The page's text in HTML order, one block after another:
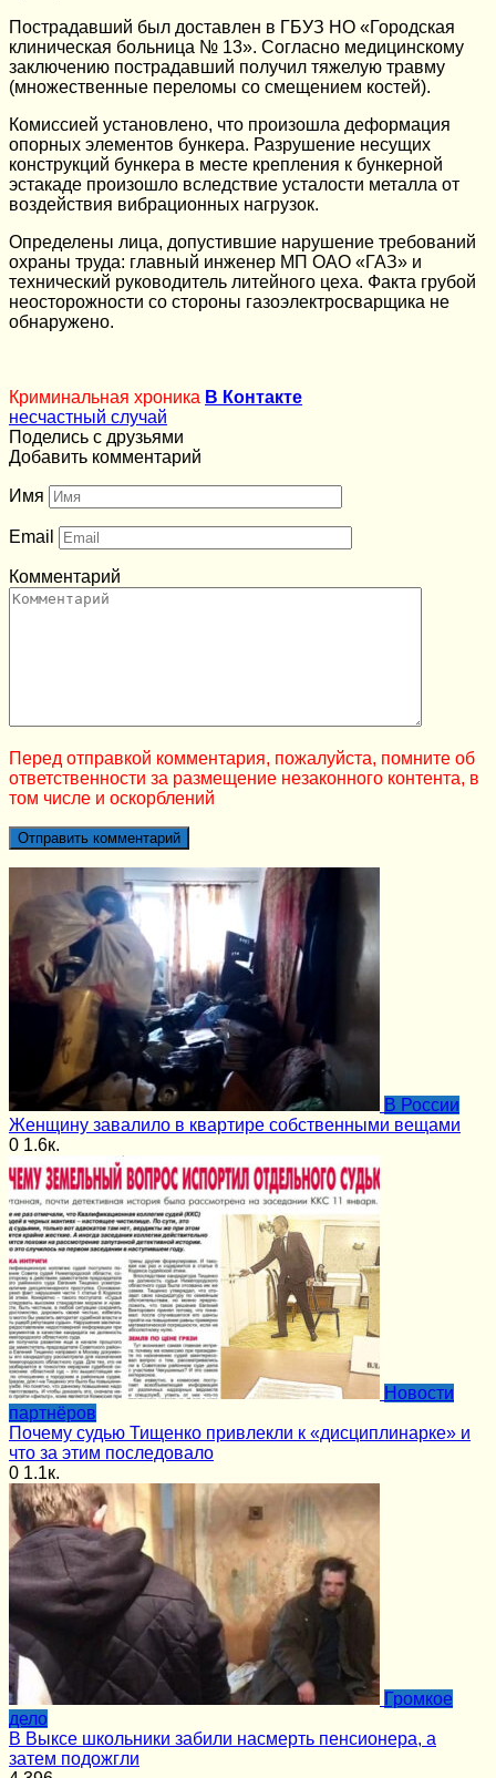
Пострадавший был доставлен в ГБУЗ НО «Городская
клиническая больница № 13». Согласно медицинскому
заключению пострадавший получил тяжелую травму
(множественные переломы со смещением костей).
Комиссией установлено, что произошла деформация
опорных элементов бункера. Разрушение несущих
конструкций бункера в месте крепления к бункерной
эстакаде произошло вследствие усталости металла от
воздействия вибрационных нагрузок.
Определены лица, допустившие нарушение требований
охраны труда: главный инженер МП ОАО «ГАЗ» и
технический руководитель литейного цеха. Факта грубой
неосторожности со стороны газоэлектросварщика не
обнаружено.
Криминальная хроника В Контакте
несчастный случай
Поделись с друзьями
Добавить комментарий
Имя
Email
Комментарий
Перед отправкой комментария, пожалуйста, помните об
ответственности за размещение незаконного контента, в
том числе и оскорблений
В России
Женщину завалило в квартире собственными вещами
0 1.6к.
Новости
партнёров
Почему судью Тищенко привлекли к «дисциплинарке» и
что за этим последовало
0 1.1к.
Громкое
дело
В Выксе школьники забили насмерть пенсионера, а
затем подожгли